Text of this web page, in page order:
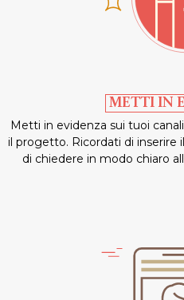
METTI IN
Metti in evidenza sui tuoi
il progetto. Ricordati di inserire
di chiedere in modo chiaro